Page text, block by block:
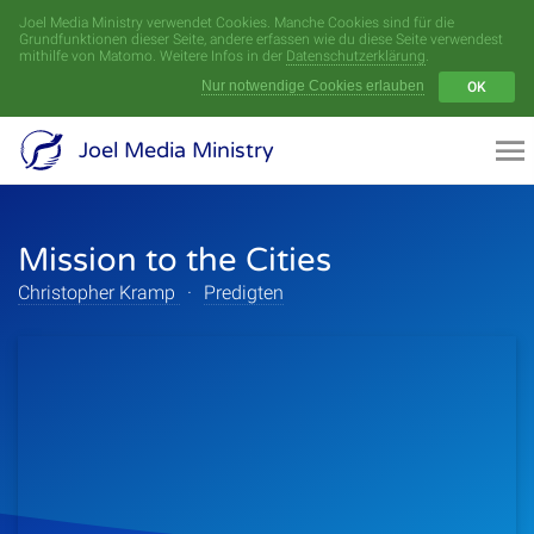
Joel Media Ministry verwendet Cookies. Manche Cookies sind für die
Grundfunktionen dieser Seite, andere erfassen wie du diese Seite verwendest
mithilfe von Matomo. Weitere Infos in der Datenschutzerklärung.
Nur notwendige Cookies erlauben
OK
Joel Media Ministry
Mission to the Cities
Christopher Kramp · Predigten
Menü
Videoarchiv